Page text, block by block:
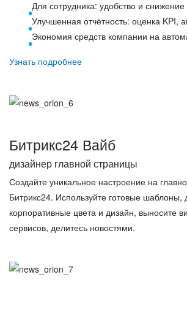
Для сотрудника: удобство и
Улучшенная отчётность: оценка KPI,
Экономия средств компании на
Узнать подробнее
Битрикс24 Вайб
дизайнер главной страницы
Создайте уникальное настроение на
Битрикс24. Используйте готовые шаблоны,
корпоративные цвета и дизайн, выносите
сервисов, делитесь новостями.